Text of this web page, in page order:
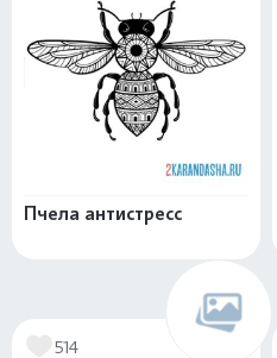
Пчела антистресс
514